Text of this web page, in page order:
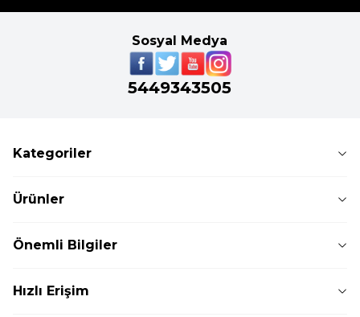
Sosyal Medya
5449343505
Kategoriler
Ürünler
Önemli Bilgiler
Hızlı Erişim